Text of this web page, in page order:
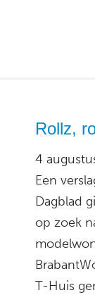
Rollz,
4
Een
Dagblad
op zoek
T-Huis